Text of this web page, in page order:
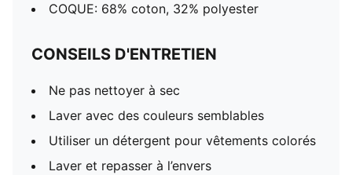
COQUE: 68% coton, 32% polyester
CONSEILS D'ENTRETIEN
Ne pas nettoyer à sec
Laver avec des couleurs semblables
Utiliser un détergent pour vêtements colorés
Laver et repasser à l’envers